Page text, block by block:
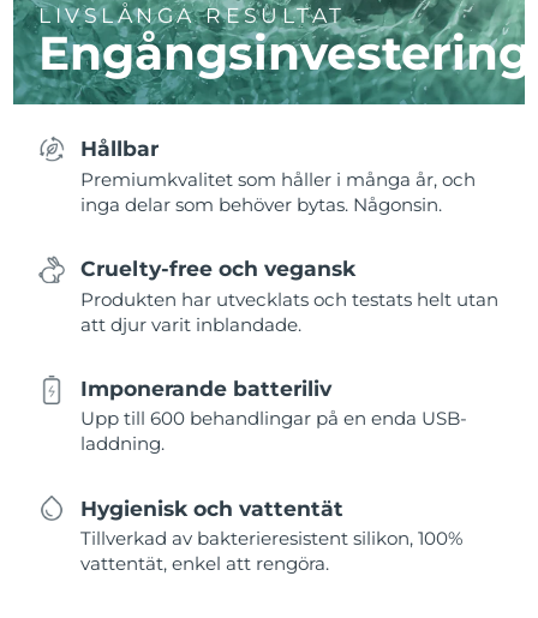
LIVSLÅNGA RESULTAT
Engångsinvestering
Hållbar
Premiumkvalitet som håller i många år, och
inga delar som behöver bytas. Någonsin.
Cruelty-free och vegansk
Produkten har utvecklats och testats helt utan
att djur varit inblandade.
Imponerande batteriliv
Upp till 600 behandlingar på en enda USB-
laddning.
Hygienisk och vattentät
Tillverkad av bakterieresistent silikon, 100%
vattentät, enkel att rengöra.